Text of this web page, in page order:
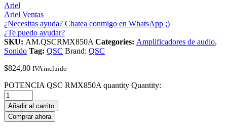
Ariel
Ariel Ventas
¿Necesitas ayuda? Chatea conmigo en WhatsApp ;)
¿Te puedo ayudar?
SKU: AM.QSCRMX850A Categories: Amplificadores de audio,
Sonido Tag: QSC Brand: QSC
$824,80 IVA incluido
POTENCIA QSC RMX850A quantity Quantity:
Añadir al carrito
Comprar ahora